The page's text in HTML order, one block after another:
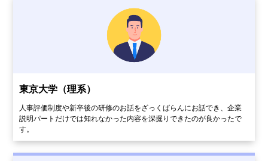
東京大学（理系）
人事評価制度や新卒後の研修のお話をざっくばらんにお話でき、企業
説明パートだけでは知れなかった内容を深掘りできたのが良かったで
す。